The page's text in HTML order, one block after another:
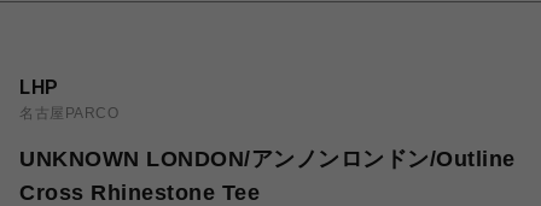
LHP
名古屋PARCO
UNKNOWN LONDON/アンノンロンドン/Outline
Cross Rhinestone Tee